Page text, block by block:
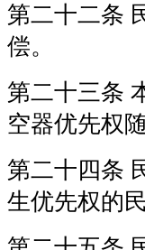
第二十二条
偿。
第二十三条
空器优先权
第二十四条
生优先权的